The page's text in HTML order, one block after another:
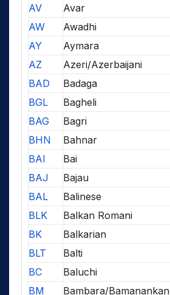
AV
Avar
AW
Awadhi
AY
Aymara
AZ
Azeri/Azerbaijani
BAD
Badaga
BGL
Bagheli
BAG
Bagri
BHN
Bahnar
BAI
Bai
BAJ
Bajau
BAL
Balinese
BLK
Balkan Romani
BK
Balkarian
BLT
Balti
BC
Baluchi
BM
Bambara/Bamanankan